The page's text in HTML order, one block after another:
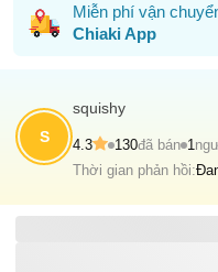
Miễn phí vận
Chiaki App
S
squishy
4.3 130đã bán 1
Thời gian phản hồi: